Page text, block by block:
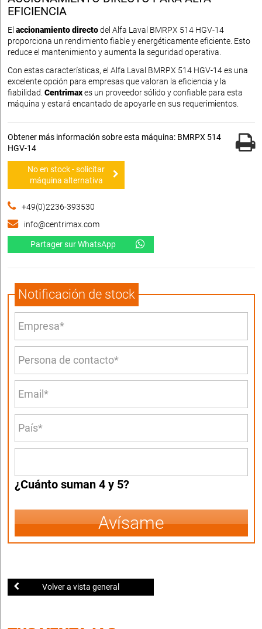
EFICIENCIA
El accionamiento directodel Alfa Laval BMRPX 514 HGV-14
proporciona un rendimiento fiable y energéticamente eficiente. Esto
reduce el mantenimiento y aumenta la seguridad operativa.
Con estas características, el Alfa Laval BMRPX 514 HGV-14 es una
excelente opción para empresas que valoran la eficiencia y la
fiabilidad. Centrimaxes un proveedor sólido y confiable para esta
máquina y estará encantado de apoyarle en sus requerimientos.
Obtener más información sobre esta máquina: BMRPX 514
HGV-14
No en stock - solicitar
máquina alternativa
+49(0)2236-393530
info@centrimax.com
Partager sur WhatsApp
Notificación de stock
¿Cuánto suman 4 y 5?
Avísame
Volver a vista general